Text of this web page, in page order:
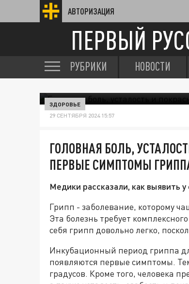
АВТОРИЗАЦИЯ
ПЕРВЫЙ
РУБРИКИ НОВОСТИ
ЗДОРОВЬЕ
29 СЕНТЯБРЯ 2024 15:57
ГОЛОВНАЯ БОЛЬ,
ПЕРВЫЕ СИМПТОМЫ
Медики рассказали, как выявить
Грипп - заболевание, которому
Эта болезнь требует
себя грипп довольно легко,
Инкубационный период гриппа
появляются первые симптомы.
градусов. Кроме того, человека